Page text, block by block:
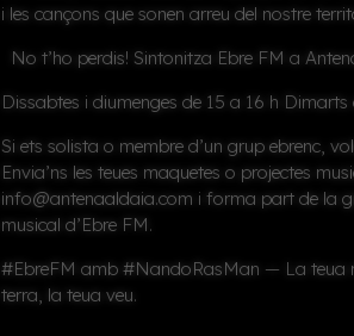
i les cançons que sonen arreu del nostre
No t’ho perdis! Sintonitza Ebre FM a
Dissabtes i diumenges de 15 a 16 h Dimarts
Si ets solista o membre d’un grup ebrenc,
Envia’ns les teues maquetes o projectes
info@antenaaldaia.com i forma part de la
musical d’Ebre FM.
#EbreFM amb #NandoRasMan — La teua
terra, la teua veu.